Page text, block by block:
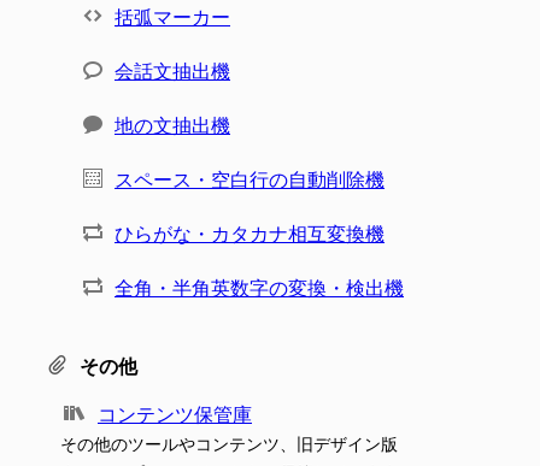
括弧マーカー
会話文抽出機
地の文抽出機
スペース・空白行の自動削除機
ひらがな・カタカナ相互変換機
全角・半角英数字の変換・検出機
その他
コンテンツ保管庫
その他のツールやコンテンツ、旧デザイン版